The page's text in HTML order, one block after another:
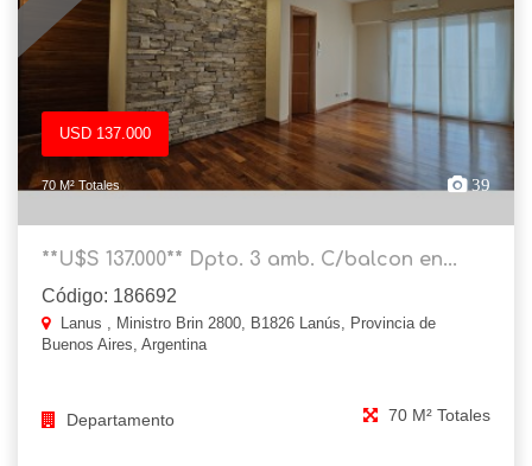
USD 137.000
70 M² Totales 39
**U$S 137.000** Dpto. 3 amb. C/balcon en...
Código: 186692
Lanus , Ministro Brin 2800, B1826 Lanús, Provincia de
Buenos Aires, Argentina
Departamento 70 M² Totales